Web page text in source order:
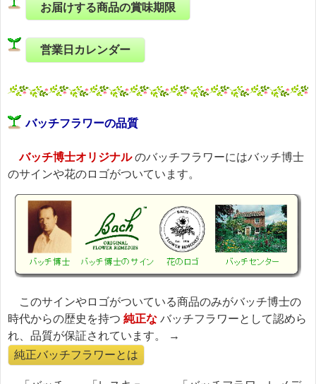
お届けする商品の賞味期限
営業日カレンダー
バッチフラワーの品質
バッチ博士オリジナルのバッチフラワーにはバッチ博士
のサインや花のロゴがついています。
このサインやロゴがついている商品のみがバッチ博士の
時代からの歴史を持つ 純正な バッチフラワーとして認めら
れ、品質が保証されています。 →
純正バッチフラワーとは